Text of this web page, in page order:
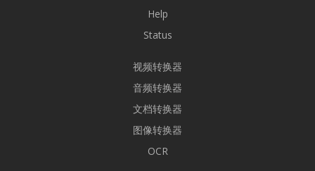
Help
Status
视频转换器
音频转换器
文档转换器
图像转换器
OCR